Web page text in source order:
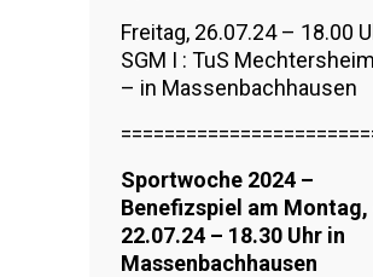
Freitag, 26.07.24 – 18.00
SGM I : TuS
– in Massenbachhausen
Sportwoche 2024 –
Benefizspiel am Montag,
22.07.24 – 18.30 Uhr in
Massenbachhausen